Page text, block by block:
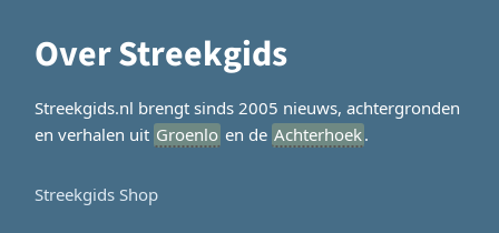
Over Streekgids
Streekgids.nl brengt sinds 2005 nieuws, achtergronden
en verhalen uit Groenlo en de Achterhoek.
Streekgids Shop